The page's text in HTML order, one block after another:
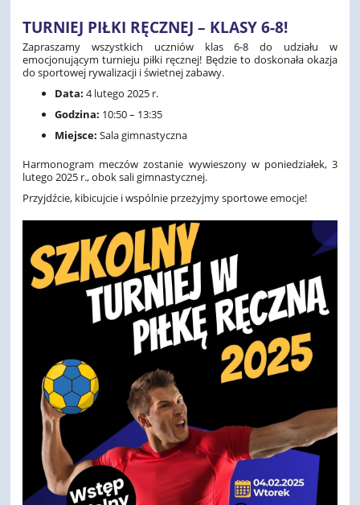
TURNIEJ PIŁKI RĘCZNEJ – KLASY 6-8!
Zapraszamy wszystkich uczniów klas 6-8 do udziału w
emocjonującym turnieju piłki ręcznej! Będzie to doskonała okazja
do sportowej rywalizacji i świetnej zabawy.
Data: 4 lutego 2025 r.
Godzina: 10:50 – 13:35
Miejsce: Sala gimnastyczna
Harmonogram meczów zostanie wywieszony w poniedziałek, 3
lutego 2025 r., obok sali gimnastycznej.
Przyjdźcie, kibicujcie i wspólnie przeżyjmy sportowe emocje!